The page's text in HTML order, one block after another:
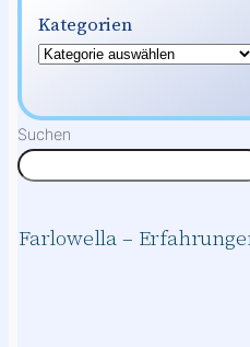
Kategorien
Suchen
Farlowella –